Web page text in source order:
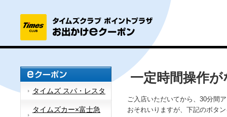
タイムズ スパ・レスタ
タイムズカー×富士急
一定時間操作
ご入店いただいてから、30分間
おそれいりますが、下記のボタ